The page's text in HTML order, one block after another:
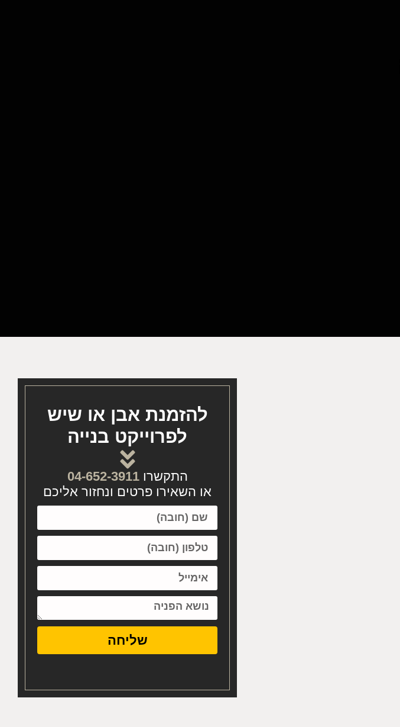
להזמנת אבן או שיש
לפרוייקט בנייה
התקשרו04-652-3911
או השאירו פרטים ונחזור אליכם
שליחה